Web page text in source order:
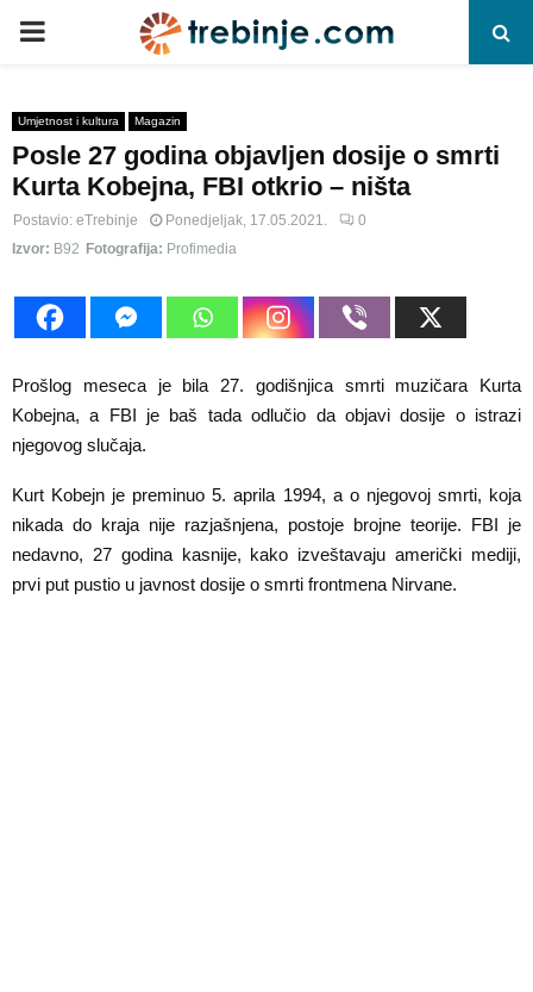
P
I
M
A
Y
M
E
Umjetnost i kultura Magazin
Posle 27 godina objavljen dosije o smrti
Kurta Kobejna, FBI otkrio – ništa
Postavio: eTrebinje Ponedjeljak, 17.05.2021.
0
Izvor: B92 Fotografija: Profimedia
Prošlog meseca je bila 27. godišnjica smrti muzičara Kurta
Kobejna, a FBI je baš tada odlučio da objavi dosije o istrazi
njegovog slučaja.
Kurt Kobejn je preminuo 5. aprila 1994, a o njegovoj smrti, koja
nikada do kraja nije razjašnjena, postoje brojne teorije. FBI je
nedavno, 27 godina kasnije, kako izveštavaju američki mediji,
prvi put pustio u javnost dosije o smrti frontmena Nirvane.